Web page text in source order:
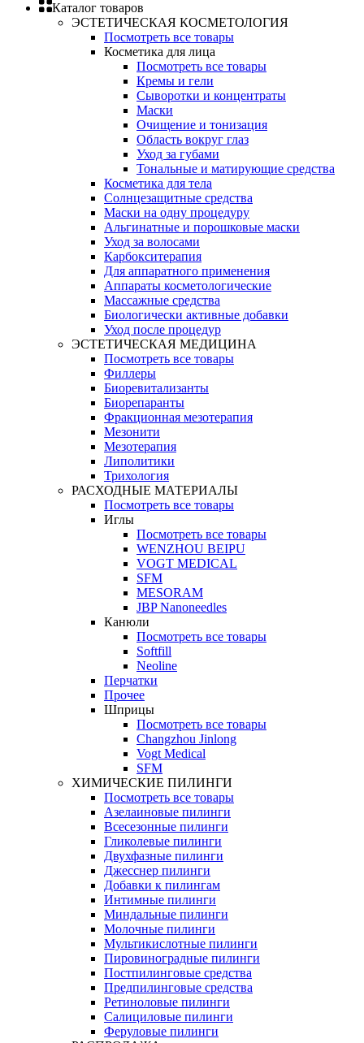
Каталог товаров
ЭСТЕТИЧЕСКАЯ КОСМЕТОЛОГИЯ
Посмотреть все товары
Косметика для лица
Посмотреть все товары
Кремы и гели
Сыворотки и концентраты
Маски
Очищение и тонизация
Область вокруг глаз
Уход за губами
Тональные и матирующие средства
Косметика для тела
Солнцезащитные средства
Маски на одну процедуру
Альгинатные и порошковые маски
Уход за волосами
Карбокситерапия
Для аппаратного применения
Аппараты косметологические
Массажные средства
Биологически активные добавки
Уход после процедур
ЭСТЕТИЧЕСКАЯ МЕДИЦИНА
Посмотреть все товары
Филлеры
Биоревитализанты
Биорепаранты
Фракционная мезотерапия
Мезонити
Мезотерапия
Липолитики
Трихология
РАСХОДНЫЕ МАТЕРИАЛЫ
Посмотреть все товары
Иглы
Посмотреть все товары
WENZHOU BEIPU
VOGT MEDICAL
SFM
MESORAM
JBP Nanoneedles
Канюли
Посмотреть все товары
Softfill
Neoline
Перчатки
Прочее
Шприцы
Посмотреть все товары
Changzhou Jinlong
Vogt Medical
SFM
ХИМИЧЕСКИЕ ПИЛИНГИ
Посмотреть все товары
Азелаиновые пилинги
Всесезонные пилинги
Гликолевые пилинги
Двухфазные пилинги
Джесснер пилинги
Добавки к пилингам
Интимные пилинги
Миндальные пилинги
Молочные пилинги
Мультикислотные пилинги
Пировиноградные пилинги
Постпилинговые средства
Предпилинговые средства
Ретиноловые пилинги
Салициловые пилинги
Феруловые пилинги